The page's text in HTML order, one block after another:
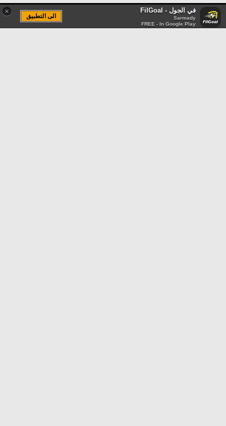
× في الجول - FilGoal
Sarmady
FREE - In Google Play
الى التطبيق